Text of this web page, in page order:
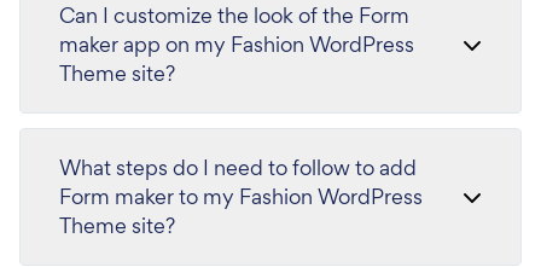
Can I customize the look of the Form
maker app on my Fashion WordPress
Theme site?
What steps do I need to follow to add
Form maker to my Fashion WordPress
Theme site?